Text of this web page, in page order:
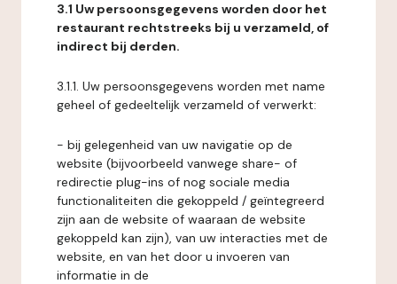
3.1 Uw persoonsgegevens worden door het
restaurant rechtstreeks bij u verzameld, of
indirect bij derden.
3.1.1. Uw persoonsgegevens worden met name
geheel of gedeeltelijk verzameld of verwerkt:
- bij gelegenheid van uw navigatie op de
website (bijvoorbeeld vanwege share- of
redirectie plug-ins of nog sociale media
functionaliteiten die gekoppeld / geïntegreerd
zijn aan de website of waaraan de website
gekoppeld kan zijn), van uw interacties met de
website, en van het door u invoeren van
informatie in de